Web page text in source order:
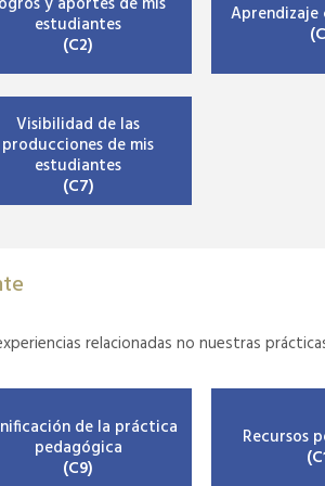
estudiantes
(C2)
Visibilidad de las
producciones de mis
estudiantes
(C7)
relacionadas no nuestras
de la práctica
pedagógica
(C9)
Recursos